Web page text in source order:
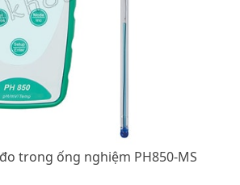
trong ống nghiệm PH850-MS